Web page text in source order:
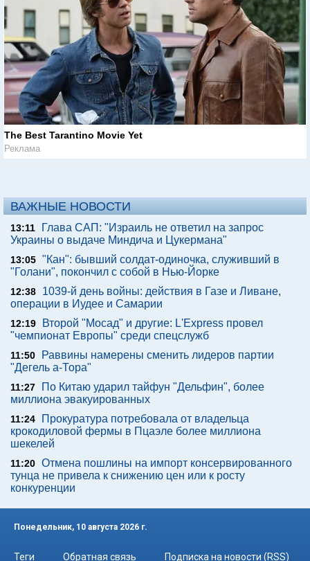
The Best Tarantino Movie Yet
Реклама
ВАЖНЫЕ НОВОСТИ
13:11
Глава САП: "Израиль не ответил на запрос
Украины о выдаче Миндича и Цукермана"
13:05 "Кан": бывший солдат-одиночка, служивший в
"Голани", покончил с собой в Нью-Йорке
12:38
1039-й день войны: действия в Газе и Ливане,
операции в Иудее и Самарии
12:19
Второй "Мосад" и другие: L'Express провел
"чемпионат Европы" среди спецслужб
11:50
Раввины намерены сменить лидеров партии
"Дегель а-Тора"
11:27
По Китаю ударил тайфун "Дельфин", более
миллиона эвакуированных
11:24
Прокуратура потребовала от владельца
крокодиловой фермы в Пцаэле более миллиона
шекелей
11:20 Отмена пошлины на импорт консервированного
тунца не привела к снижению цен или к росту
конкуренции
Понедельник, 10 августа 2026 г.
Теги Обратная связь Подписка на новости (RSS)